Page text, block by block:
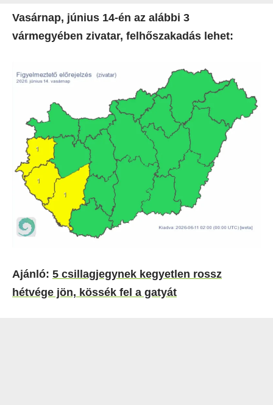
Vasárnap, június 14-én az alábbi 3
vármegyében zivatar, felhőszakadás lehet:
Ajánló: 5 csillagjegynek kegyetlen rossz
hétvége jön, kössék fel a gatyát